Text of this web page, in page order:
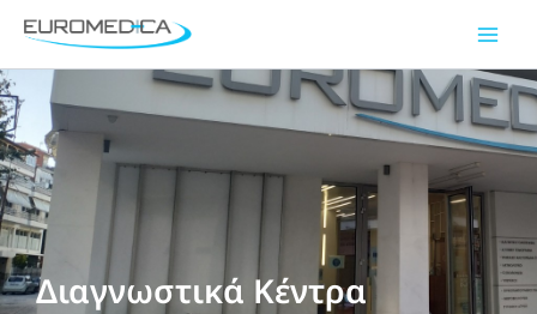
στο
περιεχόμενο
Main
Διαγνωστικά Κέντρα